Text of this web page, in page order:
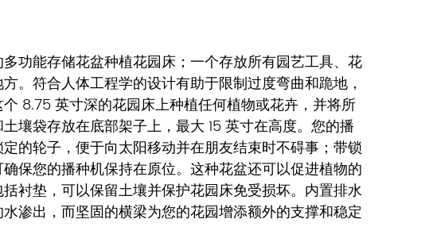
功能存储花盆种植花园床；一个存放所有园艺工具、花
。符合人体工程学的设计有助于限制过度弯曲和跪地，
8.75 英寸深的花园床上种植任何植物或花卉，并将所
壤袋存放在底部架子上，最大 15 英寸在高度。您的播
的轮子，便于向太阳移动并在朋友结束时不碍事；带锁
保您的播种机保持在原位。这种花盆还可以促进植物的
衬垫，可以保留土壤并保护花园床免受损坏。内置排水
渗出，而坚固的横梁为您的花园增添额外的支撑和稳定